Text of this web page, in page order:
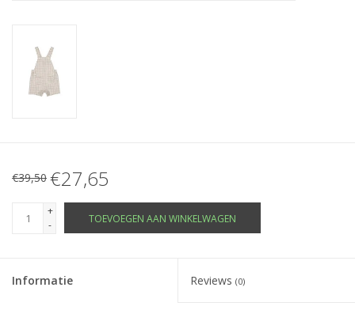
€39,50 €27,65
+
-
TOEVOEGEN AAN WINKELWAGEN
Informatie Reviews (0)